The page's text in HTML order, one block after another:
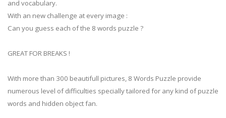
and vocabulary.
With an new challenge at every image :
Can you guess each of the 8 words puzzle ?
GREAT FOR BREAKS !
With more than 300 beautifull pictures, 8 Words Puzzle provide
numerous level of difficulties specially tailored for any kind of puzzle
words and hidden object fan.